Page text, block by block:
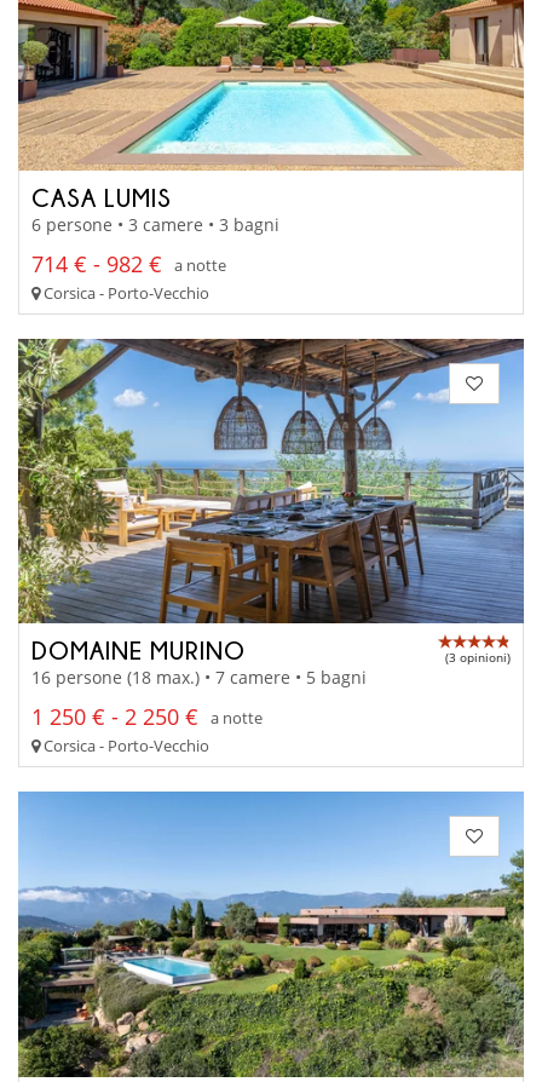
CASA LUMIS
6 persone • 3 camere • 3 bagni
714 € - 982 €
a notte
Corsica - Porto-Vecchio
DOMAINE MURINO (3 opinioni)
16 persone (18 max.) • 7 camere • 5 bagni
1 250 € - 2 250 €
a notte
Corsica - Porto-Vecchio